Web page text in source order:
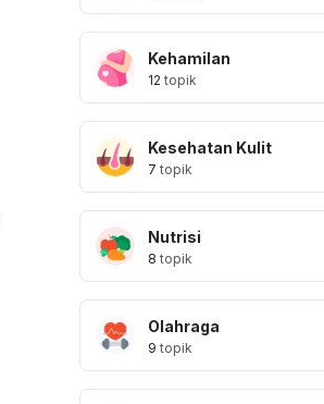
Kehamilan
12 topik
Kesehatan Kulit
7 topik
Nutrisi
8 topik
Olahraga
9 topik